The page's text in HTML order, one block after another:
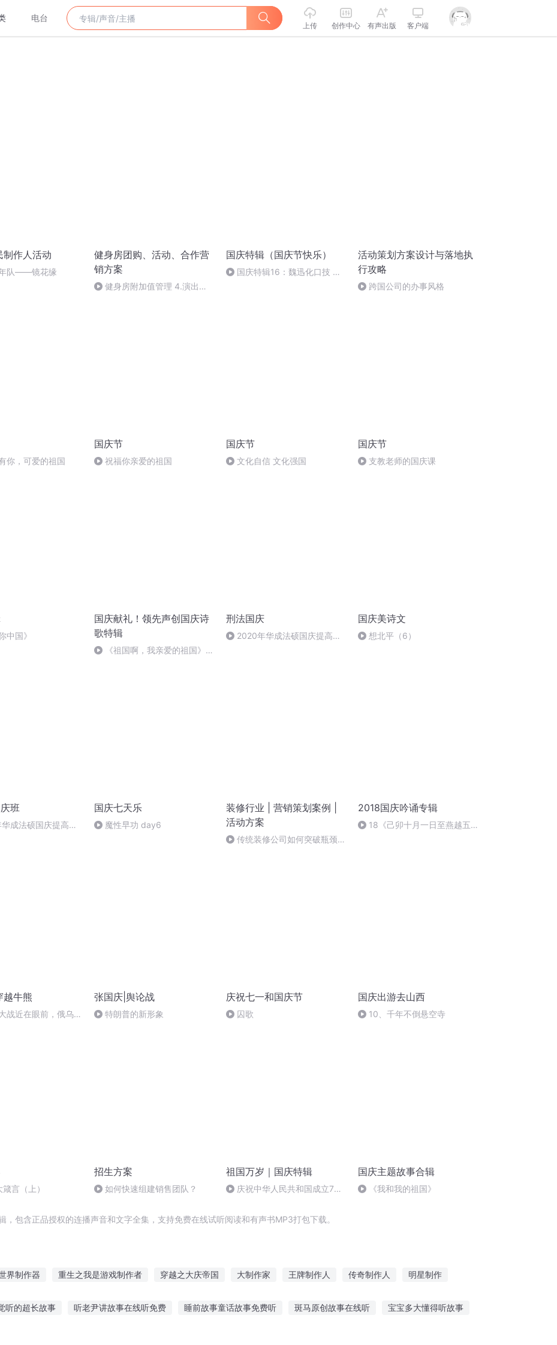
电台
上传 创作中心 有声出版 客户端
制作人活动
队——镜花缘
健身房团购、活动、合作营
销方案
健身房附加值管理 4.演出活
国庆特辑（国庆节快乐）
国庆特辑16：魏迅化口技 二
活动策划方案设计与落地执
行攻略
跨国公司的办事风格
你，可爱的祖国
国庆节
祝福你亲爱的祖国
国庆节
文化自信 文化强国
国庆节
支教老师的国庆课
中国》
国庆献礼！领先声创国庆诗
歌特辑
《祖国啊，我亲爱的祖国》温
刑法国庆
2020年华成法硕国庆提高班
国庆美诗文
想北平（6）
班
成法硕国庆提高班
国庆七天乐
魔性早功 day6
装修行业 | 营销策划案例 |
活动方案
传统装修公司如何突破瓶颈增
2018国庆吟诵专辑
18《己卯十月一日至燕越五
越牛熊
战近在眼前，俄乌冲
张国庆|舆论战
特朗普的新形象
庆祝七一和国庆节
囚歌
国庆出游去山西
10、千年不倒悬空寺
言（上）
招生方案
如何快速组建销售团队？
祖国万岁｜国庆特辑
庆祝中华人民共和国成立73
国庆主题故事合辑
《我和我的祖国》
包含正品授权的连播声音和文字全集，支持免费在线试听阅读和有声书MP3打包下载。
界制作器 重生之我是游戏制作者 穿越之大庆帝国 大制作家 王牌制作人 传奇制作人 明星制作
听的超长故事 听老尹讲故事在线听免费 睡前故事童话故事免费听 斑马原创故事在线听 宝宝多大懂得听故事